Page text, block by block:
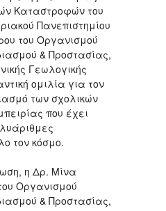
Καταστροφών του
Πανεπιστημίου
του Οργανισμού
& Προστασίας,
Γεωλογικής
ομιλία για τον
των σχολικών
που έχει
τον κόσμο.
η Δρ. Μίνα
Οργανισμού
& Προστασίας,